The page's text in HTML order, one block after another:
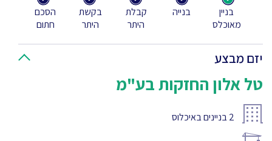
בניין
מאוכלס
בנייה
קבלת
היתר
בקשת
היתר
הסכם
חתום
יזם מבצע
טל אלון החזקות בע"מ
2בניינים באיכלוס